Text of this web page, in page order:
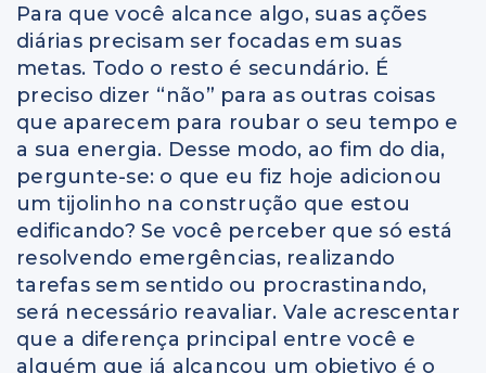
Para que você alcance algo, suas ações
diárias precisam ser focadas em suas
metas. Todo o resto é secundário. É
preciso dizer “não” para as outras coisas
que aparecem para roubar o seu tempo e
a sua energia. Desse modo, ao fim do dia,
pergunte-se: o que eu fiz hoje adicionou
um tijolinho na construção que estou
edificando? Se você perceber que só está
resolvendo emergências, realizando
tarefas sem sentido ou procrastinando,
será necessário reavaliar. Vale acrescentar
que a diferença principal entre você e
alguém que já alcançou um objetivo é o